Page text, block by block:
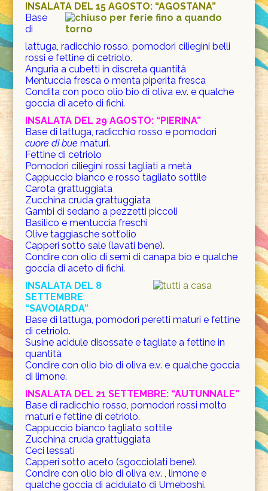
INSALATA DEL 15 AGOSTO: “AGOSTANA”
Base
di
lattuga, radicchio rosso, pomodori ciliegini belli
rossi e fettine di cetriolo.
Anguria a cubetti in discreta quantità
Mentuccia fresca o menta piperita fresca
Condita con poco olio bio di oliva e.v. e qualche
goccia di aceto di fichi.
INSALATA DEL 29 AGOSTO: “PIERINA”
Base di lattuga, radicchio rosso e pomodori
cuore di bue maturi.
Fettine di cetriolo
Pomodori ciliegini rossi tagliati a metà
Cappuccio bianco e rosso tagliato sottile
Carota grattuggiata
Zucchina cruda grattuggiata
Gambi di sedano a pezzetti piccoli
Basilico e mentuccia freschi
Olive taggiasche sott’olio
Capperi sotto sale (lavati bene).
Condire con olio di semi di canapa bio e qualche
goccia di aceto di fichi.
INSALATA DEL 8
SETTEMBRE:
“SAVOIARDA”
Base di lattuga, pomodori peretti maturi e fettine
di cetriolo.
Susine acidule disossate e tagliate a fettine in
quantità
Condire con olio bio di oliva e.v. e qualche goccia
di limone.
INSALATA DEL 21 SETTEMBRE: “AUTUNNALE”
Base di radicchio rosso, pomodori rossi molto
maturi e fettine di cetriolo.
Cappuccio bianco tagliato sottile
Zucchina cruda grattuggiata
Ceci lessati
Capperi sotto aceto (sgocciolati bene).
Condire con olio bio di oliva e.v. , limone e
qualche goccia di acidulato di Umeboshi.